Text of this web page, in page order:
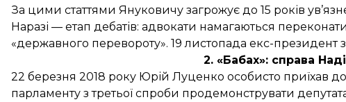
За цими статтями Януковичу загрожує до 15 років
Наразі — етап дебатів: адвокати намагаються
«державного перевороту». 19 листопада екс-президент
2. «Бабах»: справа
22 березня 2018 року Юрій Луценко особисто приїхав до
парламенту з третьої спроби продемонструвати